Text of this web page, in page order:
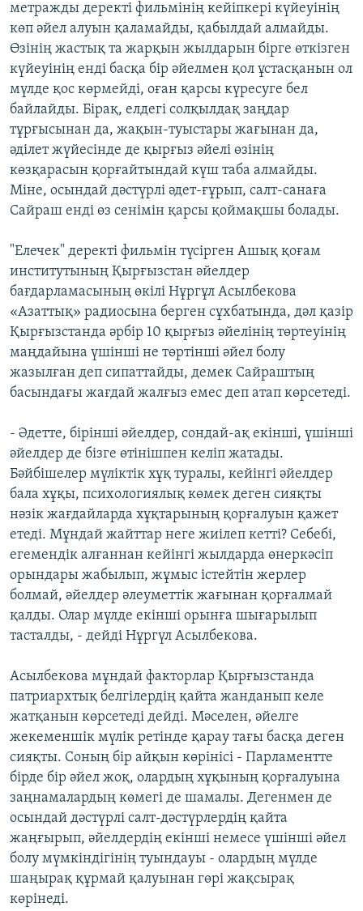
метражды деректі фильмінің кейіпкері күйеуінің
көп әйел алуын қаламайды, қабылдай алмайды.
Өзінің жастық та жарқын жылдарын бірге өткізген
күйеуінің енді басқа бір әйелмен қол ұстасқанын ол
мүлде қос көрмейді, оған қарсы күресуге бел
байлайды. Бірақ, елдегі солқылдақ заңдар
тұрғысынан да, жақын-туыстары жағынан да,
әділет жүйесінде де қырғыз әйелі өзінің
көзқарасын қорғайтындай күш таба алмайды.
Міне, осындай дәстүрлі әдет-ғұрып, салт-санаға
Сайраш енді өз сенімін қарсы қоймақшы болады.
"Елечек" деректі фильмін түсірген Ашық қоғам
институтының Қырғызстан әйелдер
бағдарламасының өкілі Нұргұл Асылбекова
«Азаттық» радиосына берген сұхбатында, дәл қазір
Қырғызстанда әрбір 10 қырғыз әйелінің төртеуінің
маңдайына үшінші не төртінші әйел болу
жазылған деп сипаттайды, демек Сайраштың
басындағы жағдай жалғыз емес деп атап көрсетеді.
- Әдетте, бірінші әйелдер, сондай-ақ екінші, үшінші
әйелдер де бізге өтінішпен келіп жатады.
Бәйбішелер мүліктік хұқ туралы, кейінгі әйелдер
бала хұқы, психологиялық көмек деген сияқты
нәзік жағдайларда хұқтарының қорғалуын қажет
етеді. Мұндай жайттар неге жиілеп кетті? Себебі,
егемендік алғаннан кейінгі жылдарда өнеркәсіп
орындары жабылып, жұмыс істейтін жерлер
болмай, әйелдер әлеуметтік жағынан қорғалмай
қалды. Олар мүлде екінші орынға шығарылып
тасталды, - дейді Нұргүл Асылбекова.
Асылбекова мұндай факторлар Қырғызстанда
патриархтық белгілердің қайта жанданып келе
жатқанын көрсетеді дейді. Мәселен, әйелге
жекеменшік мүлік ретінде қарау тағы басқа деген
сияқты. Соның бір айқын көрінісі - Парламентте
бірде бір әйел жоқ, олардың хұқының қорғалуына
заңнамалардың көмегі де шамалы. Дегенмен де
осындай дәстүрлі салт-дәстүрлердің қайта
жаңғырып, әйелдердің екінші немесе үшінші әйел
болу мүмкіндігінің туындауы - олардың мүлде
шаңырақ құрмай қалуынан гөрі жақсырақ
көрінеді.